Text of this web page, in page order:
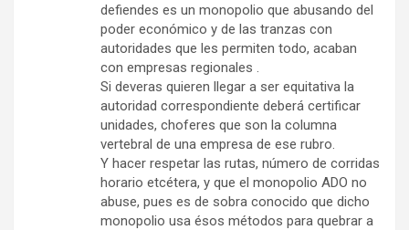
defiendes es un monopolio que abusando del
poder económico y de las tranzas con
autoridades que les permiten todo, acaban
con empresas regionales .
Si deveras quieren llegar a ser equitativa la
autoridad correspondiente deberá certificar
unidades, choferes que son la columna
vertebral de una empresa de ese rubro.
Y hacer respetar las rutas, número de corridas
horario etcétera, y que el monopolio ADO no
abuse, pues es de sobra conocido que dicho
monopolio usa ésos métodos para quebrar a